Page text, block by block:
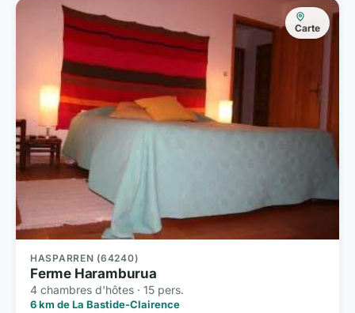
Carte
HASPARREN (64240)
Ferme Haramburua
4 chambres d'hôtes · 15 pers.
6 km de La Bastide-Clairence